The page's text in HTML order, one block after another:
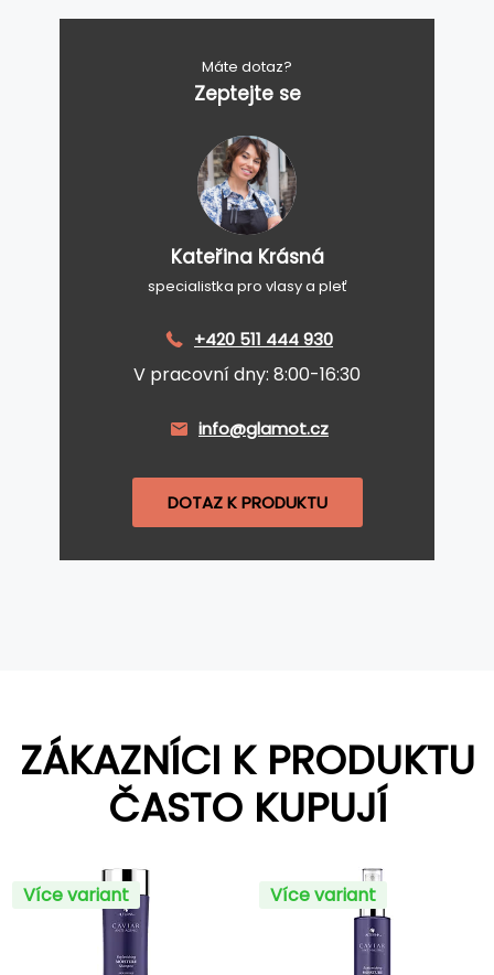
Máte dotaz?
Zeptejte se
Kateřina Krásná
specialistka pro vlasy a pleť
+420 511 444 930
V pracovní dny: 8:00-16:30
info@glamot.cz
DOTAZ K PRODUKTU
ZÁKAZNÍCI K PRODUKTU
ČASTO KUPUJÍ
Více variant Více variant